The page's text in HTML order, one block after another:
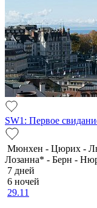
SW1: Первое
Мюнхен - Цюрих -
Лозанна* - Берн -
7 дней
6 ночей
29.11